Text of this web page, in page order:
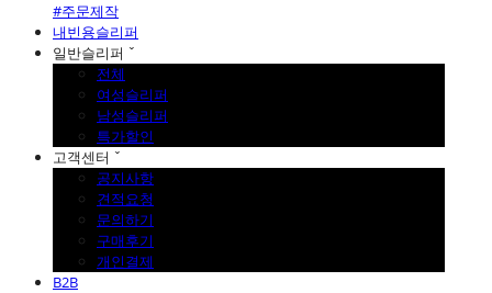
#주문제작
내빈용슬리퍼
일반슬리퍼 ˇ
전체
여성슬리퍼
남성슬리퍼
특가할인
고객센터 ˇ
공지사항
견적요청
문의하기
구매후기
개인결제
B2B